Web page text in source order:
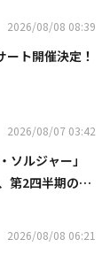
2026/08/08 08:39
ト開催決定！
2026/08/07 03:42
ソルジャー」
第2四半期の売
2026/08/08 06:21